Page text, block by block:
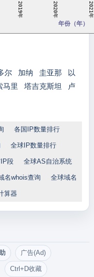
2019年 2020年 2021年
年份（年）
尔 加纳 圭亚那
以
马里 塔吉克斯坦
卢
各国IP数量排行
全球IP数量排行
段 全球AS自治系统
名whois查询 全球域名
算器
广告(Ad)
Ctrl+D收藏